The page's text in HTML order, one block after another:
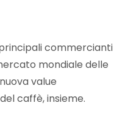
commercianti
mondiale delle
value
caffè, insieme.